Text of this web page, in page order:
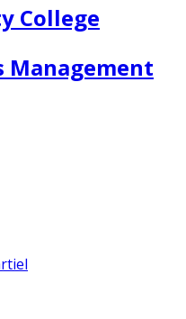
College
Management